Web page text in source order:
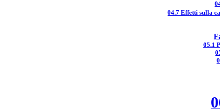
04.7 Effetti sulla
05.1